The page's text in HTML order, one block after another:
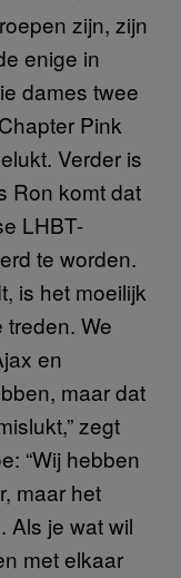
zijn, zijn
enige in
dames twee
Pink
Verder is
Ron komt dat
LHBT-
te worden.
is het moeilijk
We
en
maar dat
zegt
“Wij hebben
maar het
Als je wat wil
met elkaar